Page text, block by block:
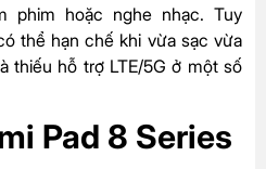
phim hoặc nghe nhạc. Tuy
thể hạn chế khi vừa sạc vừa
thiếu hỗ trợ LTE/5G ở một số
Pad 8 Series